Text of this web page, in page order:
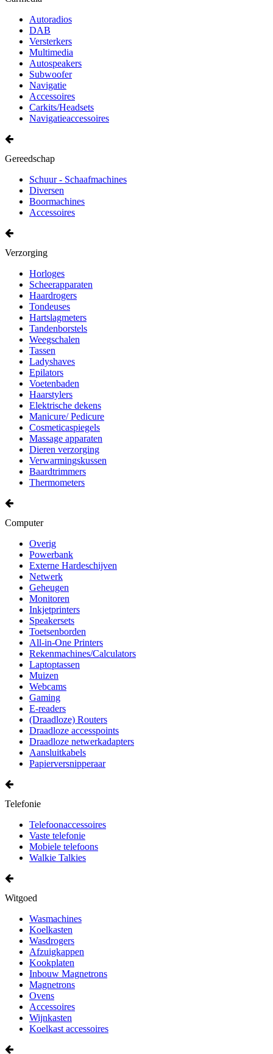
Autoradios
DAB
Versterkers
Multimedia
Autospeakers
Subwoofer
Navigatie
Accessoires
Carkits/Headsets
Navigatieaccessoires
Gereedschap
Schuur - Schaafmachines
Diversen
Boormachines
Accessoires
Verzorging
Horloges
Scheerapparaten
Haardrogers
Tondeuses
Hartslagmeters
Tandenborstels
Weegschalen
Tassen
Ladyshaves
Epilators
Voetenbaden
Haarstylers
Elektrische dekens
Manicure/ Pedicure
Cosmeticaspiegels
Massage apparaten
Dieren verzorging
Verwarmingskussen
Baardtrimmers
Thermometers
Computer
Overig
Powerbank
Externe Hardeschijven
Netwerk
Geheugen
Monitoren
Inkjetprinters
Speakersets
Toetsenborden
All-in-One Printers
Rekenmachines/Calculators
Laptoptassen
Muizen
Webcams
Gaming
E-readers
(Draadloze) Routers
Draadloze accesspoints
Draadloze netwerkadapters
Aansluitkabels
Papierversnipperaar
Telefonie
Telefoonaccessoires
Vaste telefonie
Mobiele telefoons
Walkie Talkies
Witgoed
Wasmachines
Koelkasten
Wasdrogers
Afzuigkappen
Kookplaten
Inbouw Magnetrons
Magnetrons
Ovens
Accessoires
Wijnkasten
Koelkast accessoires